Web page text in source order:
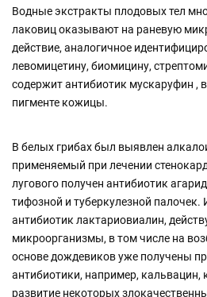
Водные экстракты плодовых тел
лаковиц оказывают на раневую
действие, аналогичное
левомицетину, биомицину,
содержит антибиотик мускаруфин ,
пигменте кожицы.
В белых грибах был выявлен
применяемый при лечении
лугового получен антибиотик
тифозной и туберкулезной
антибиотик лактариовиалин,
микроорганизмы, в том числе на
основе дождевиков уже получены
антибиотики, например, кальвацин,
развитие некоторых